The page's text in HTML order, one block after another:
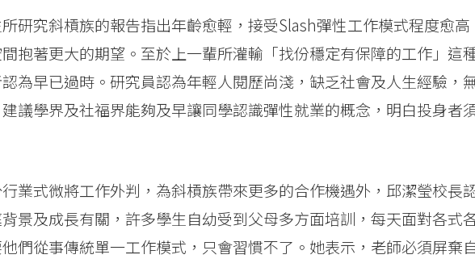
研究斜槓族的報告指出年齡愈輕，接受Slash彈性工作模式程度愈高
抱著更大的期望。至於上一輩所灌輸「找份穩定有保障的工作」這
為早已過時。研究員認為年輕人閱歷尚淺，缺乏社會及人生經驗，
議學界及社福界能夠及早讓同學認識彈性就業的概念，明白投身者
業式微將工作外判，為斜槓族帶來更多的合作機遇外，邱潔瑩校長
景及成長有關，許多學生自幼受到父母多方面培訓，每天面對各式
們從事傳統單一工作模式，只會習慣不了。她表示，老師必須屏棄